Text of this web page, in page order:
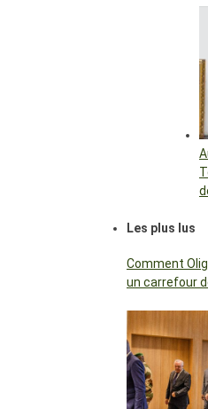
Les plus lus
Comment
un carrefour